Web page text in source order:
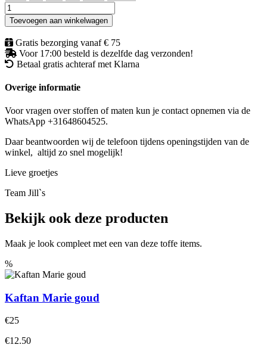
sweater
raya
wine
red/
warm
taupe
aantal
Toevoegen aan winkelwagen
Gratis bezorging vanaf € 75
Voor 17:00 besteld is dezelfde dag verzonden!
Betaal gratis achteraf met Klarna
Overige informatie
Voor vragen over stoffen of maten kun je contact opnemen via de
WhatsApp +31648604525.
Daar beantwoorden wij de telefoon tijdens openingstijden van de
winkel, altijd zo snel mogelijk!
Lieve groetjes
Team Jill`s
Bekijk ook deze producten
Maak je look compleet met een van deze toffe items.
%
Kaftan Marie goud
€25
€12.50